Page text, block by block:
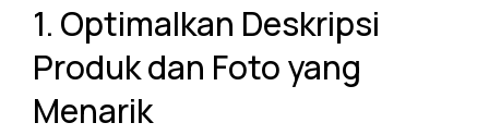
1. Optimalkan Deskripsi
Produk dan Foto yang
Menarik